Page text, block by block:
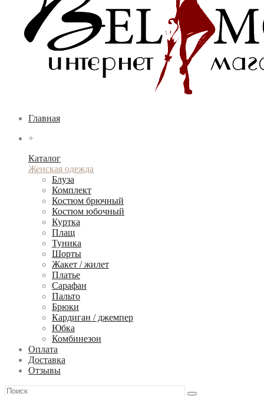
Главная
+
Каталог
Женская одежда
Блуза
Комплект
Костюм брючный
Костюм юбочный
Куртка
Плащ
Туника
Шорты
Жакет / жилет
Платье
Сарафан
Пальто
Брюки
Кардиган / джемпер
Юбка
Комбинезон
Оплата
Доставка
Отзывы